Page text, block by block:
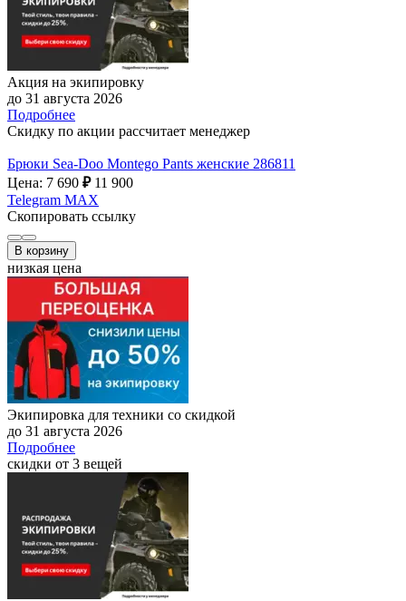
Акция на экипировку
до 31 августа 2026
Подробнее
Скидку по акции рассчитает менеджер
Брюки Sea-Doo Montego Pants женские 286811
Цена: 7 690 ₽ 11 900
Telegram MAX
Скопировать ссылку
В корзину
низкая цена
Экипировка для техники со скидкой
до 31 августа 2026
Подробнее
скидки от 3 вещей